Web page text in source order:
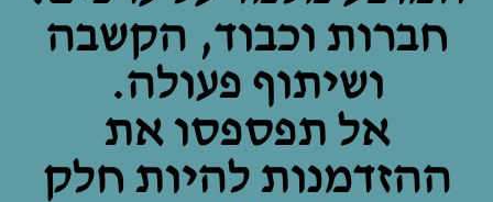
חברות וכבוד, הקשבה
ושיתוף פעולה.
אל תפספסו את
ההזדמנות להיות חלק